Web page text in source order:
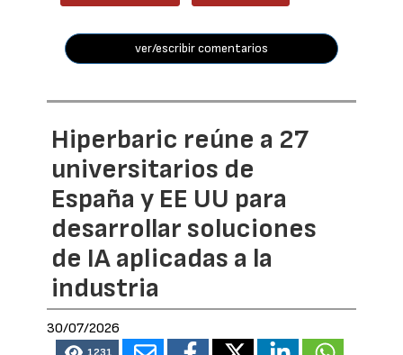
ver/escribir comentarios
Hiperbaric reúne a 27
universitarios de
España y EE UU para
desarrollar soluciones
de IA aplicadas a la
industria
30/07/2026